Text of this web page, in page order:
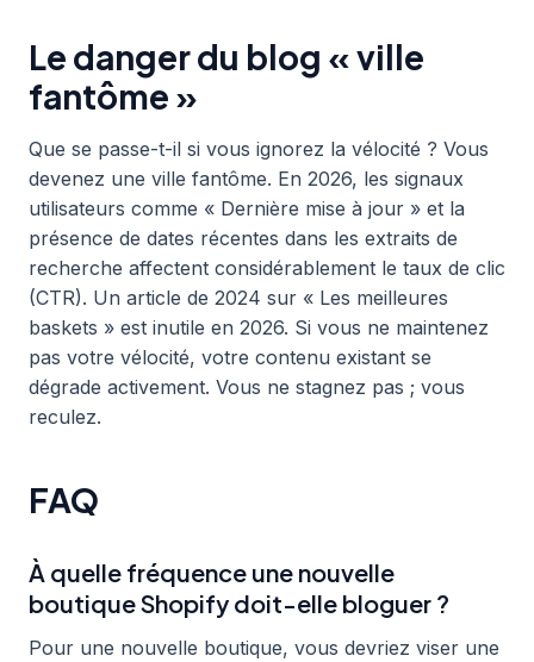
Le danger du blog « ville
fantôme »
Que se passe-t-il si vous ignorez la vélocité ? Vous
devenez une ville fantôme. En 2026, les signaux
utilisateurs comme « Dernière mise à jour » et la
présence de dates récentes dans les extraits de
recherche affectent considérablement le taux de clic
(CTR). Un article de 2024 sur « Les meilleures
baskets » est inutile en 2026. Si vous ne maintenez
pas votre vélocité, votre contenu existant se
dégrade activement. Vous ne stagnez pas ; vous
reculez.
FAQ
À quelle fréquence une nouvelle
boutique Shopify doit-elle bloguer ?
Pour une nouvelle boutique, vous devriez viser une